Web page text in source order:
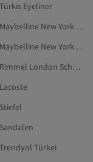
Türkis Eyeliner
Maybelline New York Mehrfarbig Eyeliner
Maybelline New York Grün Kajalstifte
Rimmel London Schwarz Kajalstifte
Lacoste
Stiefel
Sandalen
Trendyol Türkei